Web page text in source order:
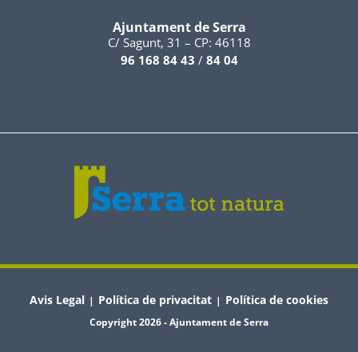
Ajuntament de Serra
C/ Sagunt, 31 – CP: 46118
96 168 84 43 / 84 04
Copyright 2026 - Ajuntament de Serra
Avis Legal | Política de privacitat | Política de cookies